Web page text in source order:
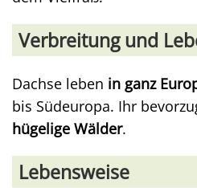
Verbreitung und
Dachse leben in ganz
bis Südeuropa. Ihr
hügelige Wälder.
Lebensweise